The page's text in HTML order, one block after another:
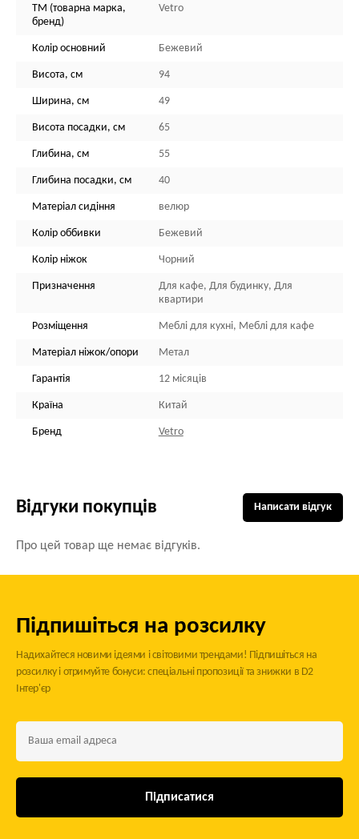
ТМ (товарна марка,
бренд)
Vetro
Колір основний Бежевий
Висота, см 94
Ширина, см 49
Висота посадки, см 65
Глибина, см 55
Глибина посадки, см 40
Матеріал сидіння велюр
Колір оббивки Бежевий
Колір ніжок Чорний
Призначення
Для кафе, Для будинку, Для
квартири
Розміщення Меблі для кухні, Меблі для кафе
Матеріал ніжок/опори Метал
Гарантія 12 місяців
Країна Китай
Бренд Vetro
Відгуки покупців
Про цей товар ще немає відгуків.
Написати відгук
Підпишіться на розсилку
Надихайтеся новими ідеями і світовими трендами! Підпишіться на
розсилку і отримуйте бонуси: спеціальні пропозиції та знижки в D2
Інтер'єр
Підписатися